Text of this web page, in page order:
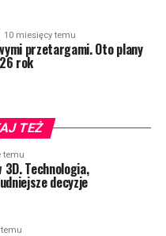
10 miesięcy temu
przetargami. Oto plany
rok
TEŻ
temu
Technologia,
decyzje